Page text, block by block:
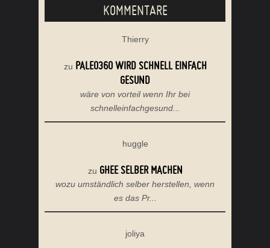
KOMMENTARE
Thierry
zu PALEO360 WIRD SCHNELL EINFACH
GESUND
wäre von vorteil wenn Ihr bei
schnelleinfachgesund...
huggle
zu GHEE SELBER MACHEN
wozu umständlich selber herstellen, wenn
es das Pr...
joliya